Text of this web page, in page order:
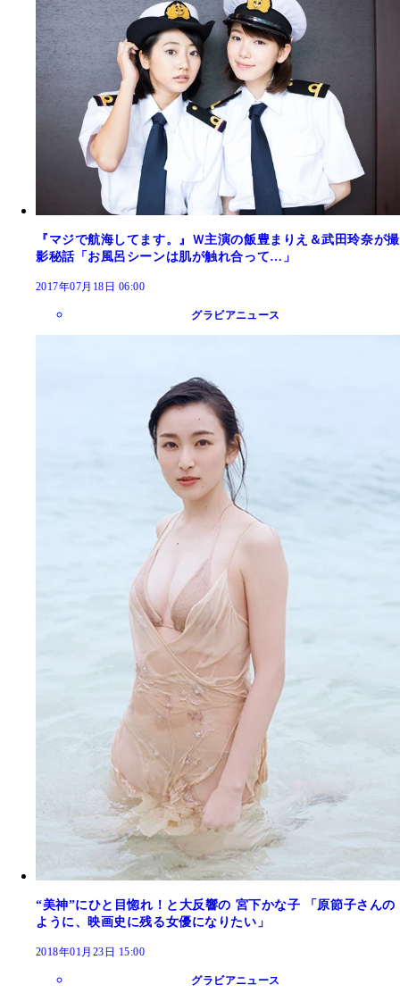
『マジで航海してます。』Ｗ主演の飯豊まりえ＆武田玲奈が撮
影秘話「お風呂シーンは肌が触れ合って…」
2017年07月18日 06:00
グラビアニュース
“美神”にひと目惚れ！と大反響の 宮下かな子 「原節子さんの
ように、映画史に残る女優になりたい」
2018年01月23日 15:00
グラビアニュース